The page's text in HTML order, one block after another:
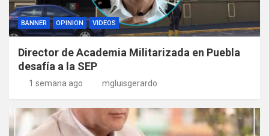
BANNER OPINION VIDEOS
Director de Academia Militarizada en Puebla
desafía a la SEP
1 semana ago mgluisgerardo